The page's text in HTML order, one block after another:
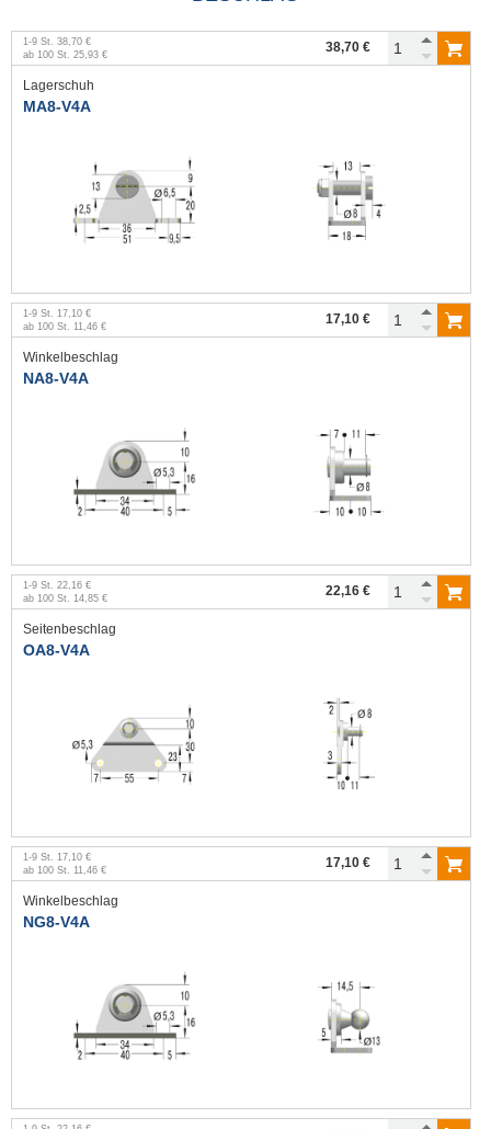
1 -9 St. 38,70 €
ab 100 St. 25,93 € 38,70 €
Lagerschuh
MA8-V4A
1 -9 St. 17,10 €
ab 100 St. 11,46 € 17,10 €
Winkelbeschlag
NA8-V4A
1 -9 St. 22,16 €
ab 100 St. 14,85 € 22,16 €
Seitenbeschlag
OA8-V4A
1 -9 St. 17,10 €
ab 100 St. 11,46 € 17,10 €
Winkelbeschlag
NG8-V4A